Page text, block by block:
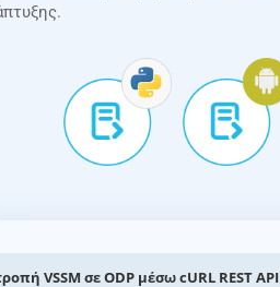
VSSM σε ODP μέσω cURL REST API